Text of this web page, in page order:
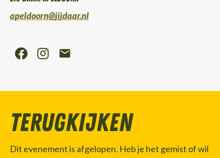
apeldoorn@jijdaar.nl
Terugkijken
Dit evenement is afgelopen. Heb je het gemist of wil